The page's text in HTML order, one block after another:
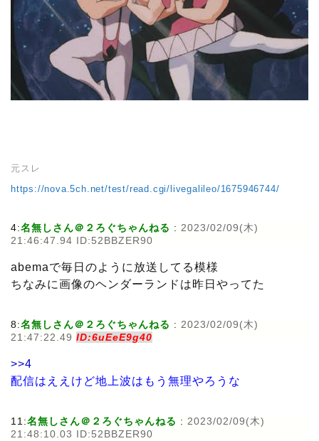
元スレ
https://nova.5ch.net/test/read.cgi/livegalileo/1675946744/
4:名無しさん＠２ろぐちゃんねる : 2023/02/09(木)
21:46:47.94 ID:52BBZER90
abemaで毎日のように放送してる模様
ちなみに画像のヘンダーランドは昨日やってた
8:名無しさん＠２ろぐちゃんねる : 2023/02/09(木)
21:47:22.49 ID:6uEeE9g40
>>4
配信はええけど地上波はもう無理やろうな
11:名無しさん＠２ろぐちゃんねる : 2023/02/09(木)
21:48:10.03 ID:52BBZER90